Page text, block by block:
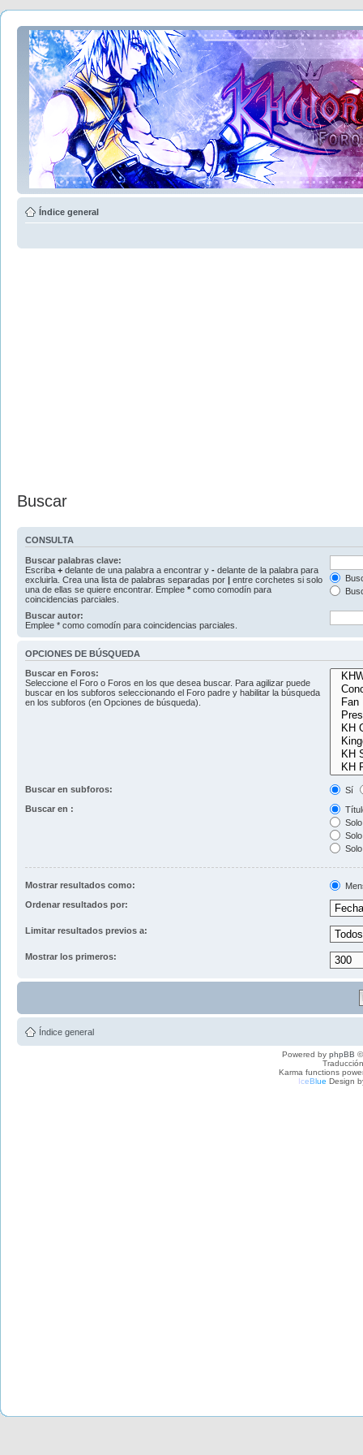
Índice general
Buscar
CONSULTA
Buscar palabras clave:
Escriba + delante de una palabra a encontrar y - delante de la palabra para
excluirla. Crea una lista de palabras separadas por | entre corchetes si solo
una de ellas se quiere encontrar. Emplee * como comodín para
coincidencias parciales.
Buscar autor:
Emplee * como comodín para coincidencias parciales.
OPCIONES DE BÚSQUEDA
Buscar en Foros:
Seleccione el Foro o Foros en los que desea buscar. Para agilizar puede
buscar en los subforos seleccionando el Foro padre y habilitar la búsqueda
en los subforos (en Opciones de búsqueda).
Buscar en subforos:
Sí
Buscar en :
Mostrar resultados como:
Ordenar resultados por:
Limitar resultados previos a:
Mostrar los primeros:
Índice general
Powered by phpBB
Karma functions
IceBlue Design